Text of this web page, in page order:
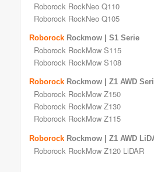
Roborock RockNeo Q110
Roborock RockNeo Q105
Roborock Rockmow | S1 Serie
Roborock RockMow S115
Roborock RockMow S108
Roborock Rockmow | Z1 AWD
Roborock RockMow Z150
Roborock RockMow Z130
Roborock RockMow Z115
Roborock Rockmow | Z1 AWD
Roborock RockMow Z120 LiDAR